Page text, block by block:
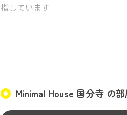
指しています
やわらかな光を通す、どこか懐
切にしたい方にもぴったりです。
Minimal House 国分寺 の